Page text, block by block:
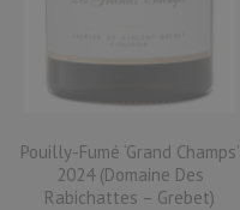
Pouilly-Fumé ‘Grand Champs’
2024 (Domaine Des
Rabichattes – Grebet)